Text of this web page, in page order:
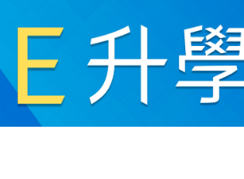
健康 科技